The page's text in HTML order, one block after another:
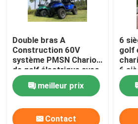
Double bras A
Construction 60V
système PMSN Chariot
de golf électrique avec
lumière RGB
meilleur prix
Contact
6
golf
6
golf